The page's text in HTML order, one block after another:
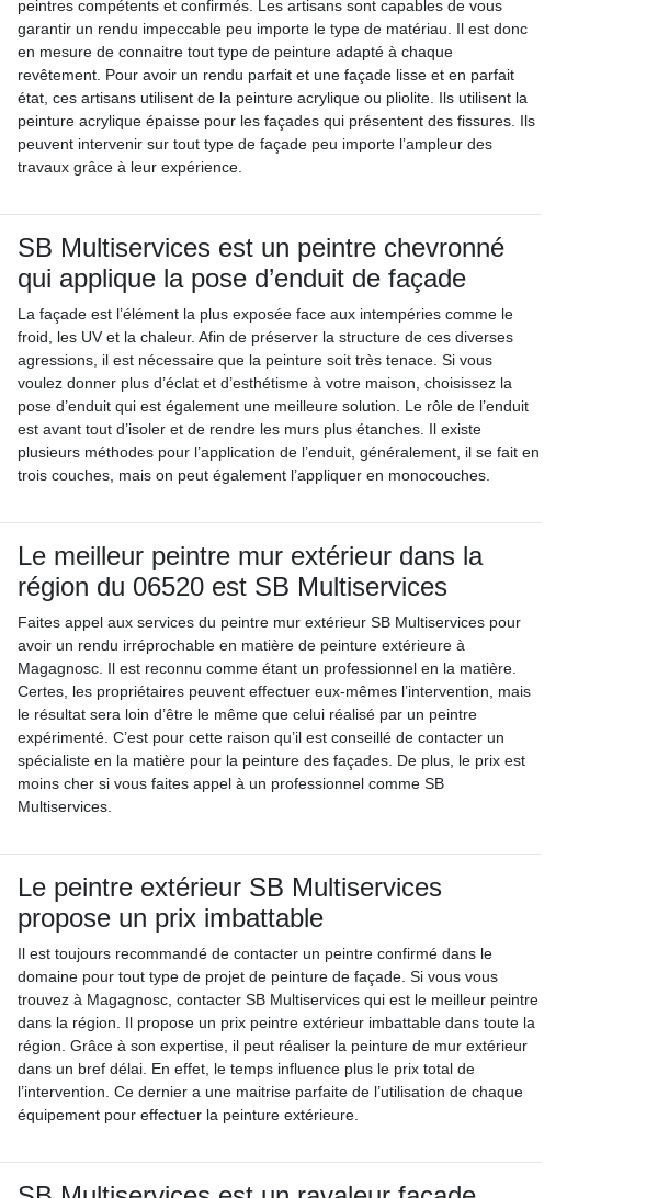
peintres compétents et confirmés. Les artisans sont capables de vous
garantir un rendu impeccable peu importe le type de matériau. Il est donc
en mesure de connaitre tout type de peinture adapté à chaque
revêtement. Pour avoir un rendu parfait et une façade lisse et en parfait
état, ces artisans utilisent de la peinture acrylique ou pliolite. Ils utilisent la
peinture acrylique épaisse pour les façades qui présentent des fissures. Ils
peuvent intervenir sur tout type de façade peu importe l’ampleur des
travaux grâce à leur expérience.
SB Multiservices est un peintre chevronné
qui applique la pose d’enduit de façade
La façade est l’élément la plus exposée face aux intempéries comme le
froid, les UV et la chaleur. Afin de préserver la structure de ces diverses
agressions, il est nécessaire que la peinture soit très tenace. Si vous
voulez donner plus d’éclat et d’esthétisme à votre maison, choisissez la
pose d’enduit qui est également une meilleure solution. Le rôle de l’enduit
est avant tout d’isoler et de rendre les murs plus étanches. Il existe
plusieurs méthodes pour l’application de l’enduit, généralement, il se fait en
trois couches, mais on peut également l’appliquer en monocouches.
Le meilleur peintre mur extérieur dans la
région du 06520 est SB Multiservices
Faites appel aux services du peintre mur extérieur SB Multiservices pour
avoir un rendu irréprochable en matière de peinture extérieure à
Magagnosc. Il est reconnu comme étant un professionnel en la matière.
Certes, les propriétaires peuvent effectuer eux-mêmes l’intervention, mais
le résultat sera loin d’être le même que celui réalisé par un peintre
expérimenté. C’est pour cette raison qu’il est conseillé de contacter un
spécialiste en la matière pour la peinture des façades. De plus, le prix est
moins cher si vous faites appel à un professionnel comme SB
Multiservices.
Le peintre extérieur SB Multiservices
propose un prix imbattable
Il est toujours recommandé de contacter un peintre confirmé dans le
domaine pour tout type de projet de peinture de façade. Si vous vous
trouvez à Magagnosc, contacter SB Multiservices qui est le meilleur peintre
dans la région. Il propose un prix peintre extérieur imbattable dans toute la
région. Grâce à son expertise, il peut réaliser la peinture de mur extérieur
dans un bref délai. En effet, le temps influence plus le prix total de
l’intervention. Ce dernier a une maitrise parfaite de l’utilisation de chaque
équipement pour effectuer la peinture extérieure.